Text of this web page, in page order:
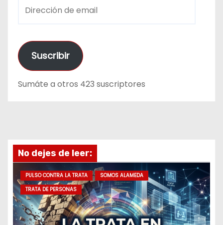
e
c
i
e
e
m
a
i
Suscribir
Sumáte a otros 423 suscriptores
No dejes de leer:
PULSO CONTRA LA TRATA
SOMOS ALAMEDA
TRATA DE PERSONAS